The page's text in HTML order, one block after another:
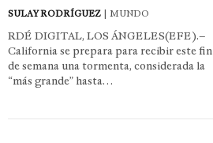
SULAY RODRÍGUEZ | MUNDO
RDÉ DIGITAL, LOS ÁNGELES(EFE).–
California se prepara para recibir este fin
de semana una tormenta, considerada la
“más grande” hasta…